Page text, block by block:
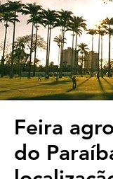
Feira
do